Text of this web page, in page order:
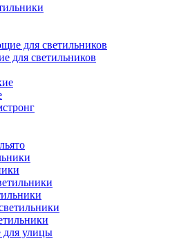
для светильников